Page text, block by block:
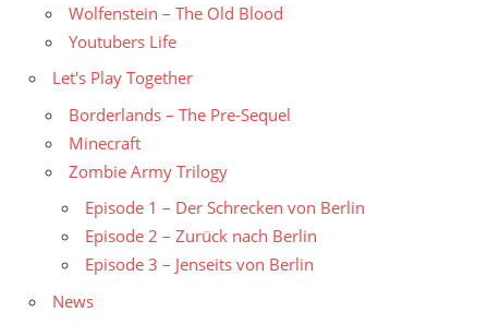
Wolfenstein – The Old Blood
Youtubers Life
Let's Play Together
Borderlands – The Pre-Sequel
Minecraft
Zombie Army Trilogy
Episode 1 – Der Schrecken von Berlin
Episode 2 – Zurück nach Berlin
Episode 3 – Jenseits von Berlin
News